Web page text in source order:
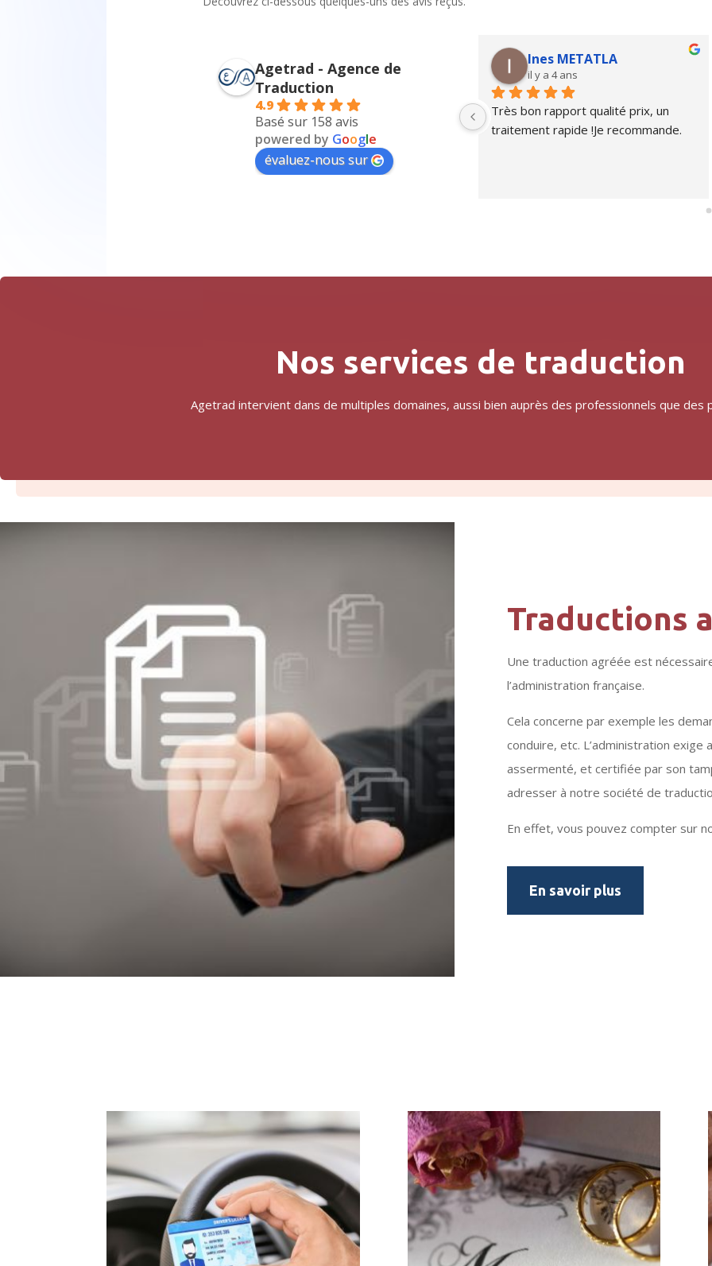
Agetrad - Agence de
Traduction
4.9
Basé sur 158 avis
powered by Google
évaluez-nous sur
mariage (que j'avais mélangés par
encore une fois, avec une première
commune où l'acte avait été émis, et
Fatma Yamaner
il y a 4 ans
excellente agence de traduction!
rapide et efficace! Personnel très
aimable et professionnel. Je la
recommande à 100%
Ines METATLA
il y a 4 ans
Très bon rapport qualité prix, un
traitement rapide !Je recommande.
Nos services de traduction
Agetrad intervient dans de multiples domaines, aussi bien auprès des professionnels que des
Traductions
Une traduction agréée est
l’administration française.
Cela concerne par exemple les
conduire, etc. L’administration
assermenté, et certifiée par son
adresser à notre société de
En effet, vous pouvez compter sur
En savoir plus